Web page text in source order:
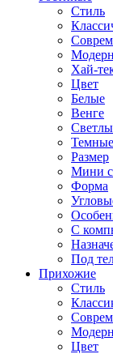
Стиль
Модерн
Хай-
Цвет
Белые
Венге
Темные
Размер
Мини
Форма
С
Под
Прихожие
Стиль
Модерн
Цвет